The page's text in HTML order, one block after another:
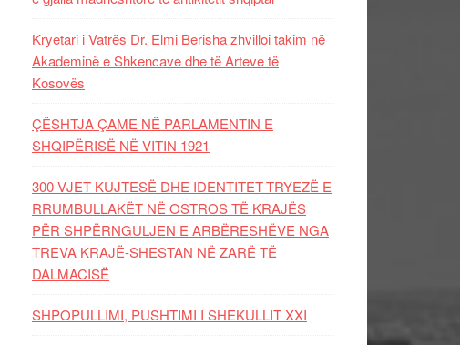
Kryetari i Vatrës Dr. Elmi Berisha zhvilloi takim në
Akademinë e Shkencave dhe të Arteve të
Kosovës
ÇËSHTJA ÇAME NË PARLAMENTIN E
SHQIPËRISË NË VITIN 1921
300 VJET KUJTESË DHE IDENTITET-TRYEZË E
RRUMBULLAKËT NË OSTROS TË KRAJËS
PËR SHPËRNGULJEN E ARBËRESHËVE NGA
TREVA KRAJË-SHESTAN NË ZARË TË
DALMACISË
SHPOPULLIMI, PUSHTIMI I SHEKULLIT XXI